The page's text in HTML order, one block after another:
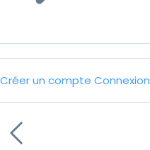
Créer un compte Connexion